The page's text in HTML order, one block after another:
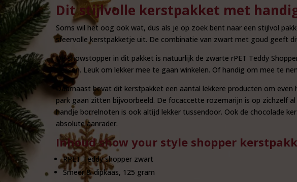
Dit stijlvolle kerstpakket met
Soms wil het oog ook wat, dus als je op zoek bent naar een stijlvol
sfeervolle kerstpakketje uit. De combinatie van zwart met goud geeft
De showstopper in dit pakket is natuurlijk de zwarte rPET Teddy
flessen. Leuk om lekker mee te gaan winkelen. Of handig om mee te
Daarnaast bevat dit kerstpakket een aantal lekkere producten om
park gaan zitten bijvoorbeeld. De focaccette rozemarijn is op zichzelf
handje borrelnoten is ook altijd lekker tussendoor. Ook de chocolade
absolute aanrader.
Inhoud show your style shopper
RPET Teddy shopper zwart
Smeer & dipkaas, 125 gram